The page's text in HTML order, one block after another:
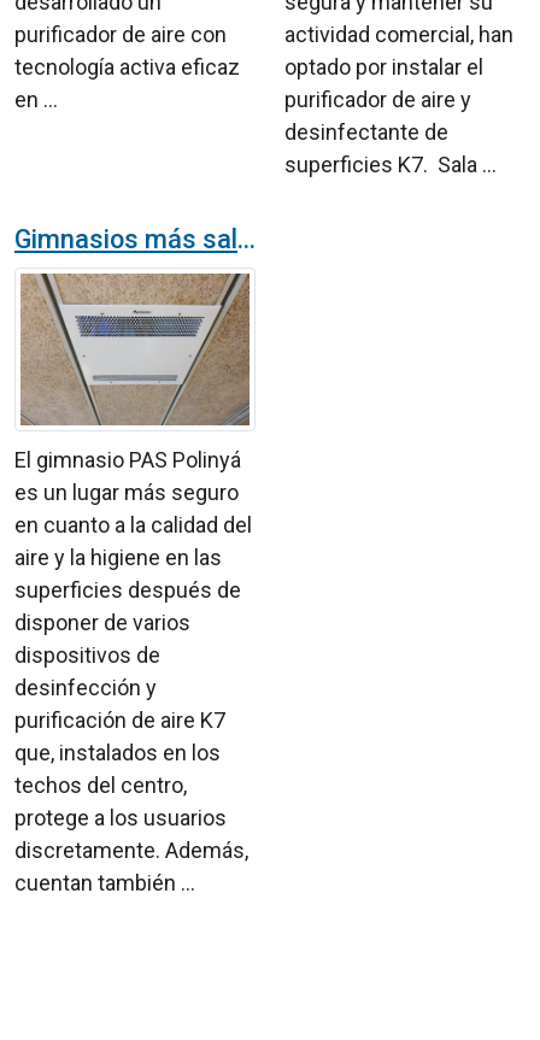
purificador de aire con
tecnología activa eficaz
en ...
actividad comercial, han
optado por instalar el
purificador de aire y
desinfectante de
superficies K7. Sala ...
Gimnasios más saludables gracias al purificador de aire y superficies K7
El gimnasio PAS Polinyá
es un lugar más seguro
en cuanto a la calidad del
aire y la higiene en las
superficies después de
disponer de varios
dispositivos de
desinfección y
purificación de aire K7
que, instalados en los
techos del centro,
protege a los usuarios
discretamente. Además,
cuentan también ...